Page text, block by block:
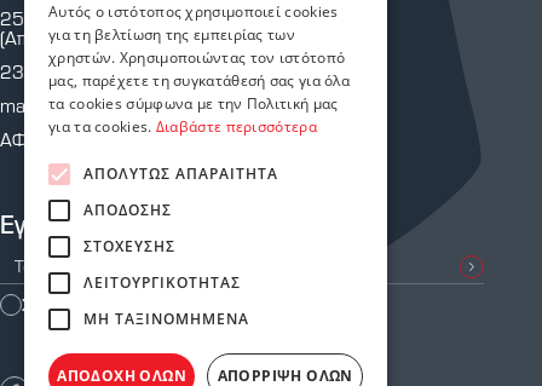
Εγγραφείτε στο Newsletter μας
Συμφωνώ με τους
25ης Μαρτίου 43 & Κρήτης
(Απέναντι από Πυροσβεστική Υπηρεσία.)
2310 810 805
martiou@astoriasafetystores.gr
ΑΦΜ: 800574464
Αυτός ο ιστότοπος χρησιμοποιεί cookies
για τη βελτίωση της εμπειρίας των
χρηστών. Χρησιμοποιώντας τον ιστότοπό
μας, παρέχετε τη συγκατάθεσή σας για όλα
τα cookies σύμφωνα με την Πολιτική μας
για τα cookies. Διαβάστε περισσότερα
ΑΠΟΛΎΤΩΣ ΑΠΑΡΑΊΤΗΤΑ
ΑΠΌΔΟΣΗΣ
ΣΤΌΧΕΥΣΗΣ
ΛΕΙΤΟΥΡΓΙΚΌΤΗΤΑΣ
ΜΗ ΤΑΞΙΝΟΜΗΜΈΝΑ
ΑΠΟΔΟΧΉ ΌΛΩΝ ΑΠΌΡΡΙΨΗ ΌΛΩΝ